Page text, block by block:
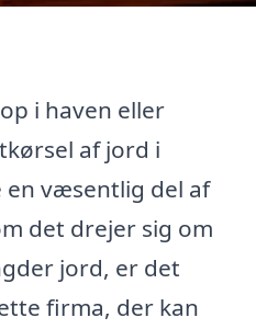
i haven eller
af jord i
væsentlig del af
det drejer sig om
jord, er det
firma, der kan